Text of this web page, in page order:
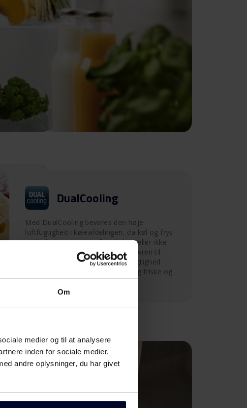
Om
medier og til at analysere
inden for sociale medier,
andre oplysninger, du har givet
DualCooling
Med DualCooling bevares den høje
luftfugtighed i køleafdelingen, da køl og frys
nedkøles separat. Derfor vil der heller ikke
komme tør luft eller lugte fra fryseren til
køleafdelingen. Den højere luftfugtighed
gør, at f.eks. grøntsager holder sig friske og
ikke udtørrer så hurtigt.